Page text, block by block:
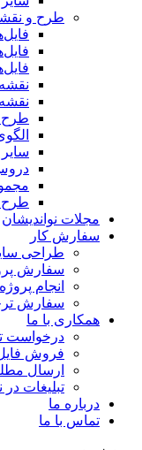
طرح و نقشه و
فایل‌های
نقشه GIS
نقشه
طرح
الگوی
سایر
دروس
مجموعه
طرح
مجلات نواندیشان
سفارش کار
طراحی سایت
سفارش پروژه
انجام پروژه SPSS
سفارش ترجمه
همکاری با ما
درخواست
فروش فایل و
ارسال مطلب
تبلیغات در
درباره ما
تماس با ما